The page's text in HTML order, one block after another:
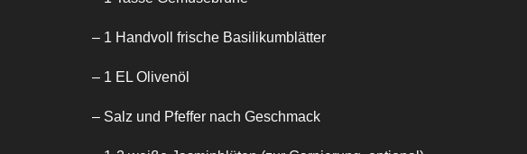
– 1 Handvoll frische Basilikumblätter
– 1 EL Olivenöl
– Salz und Pfeffer nach Geschmack